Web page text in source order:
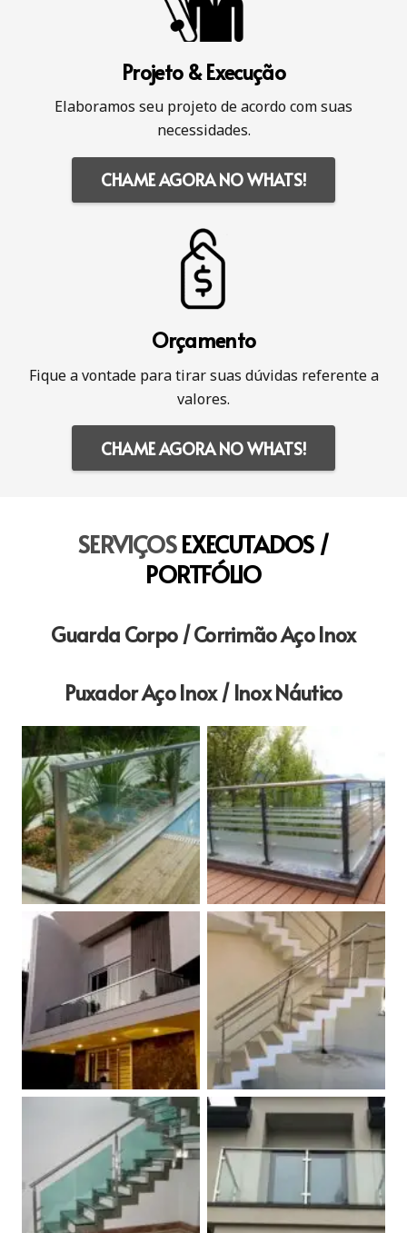
Projeto & Execução
Elaboramos seu projeto de acordo com suas
necessidades.
CHAME AGORA NO WHATS!
Orçamento
Fique a vontade para tirar suas dúvidas referente a
valores.
CHAME AGORA NO WHATS!
SERVIÇOSEXECUTADOS /
PORTFÓLIO
Guarda Corpo / Corrimão Aço Inox
Puxador Aço Inox / Inox Náutico